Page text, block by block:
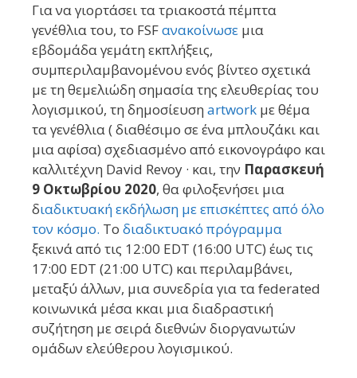
Για να γιορτάσει τα τριακοστά πέμπτα
γενέθλια του, το FSFανακοίνωσε μια
εβδομάδα γεμάτη εκπλήξεις,
συμπεριλαμβανομένου ενός βίντεο σχετικά
με τη θεμελιώδη σημασία της ελευθερίας του
λογισμικού, τη δημοσίευση artwork με θέμα
τα γενέθλια ( διαθέσιμο σε ένα μπλουζάκι και
μια αφίσα) σχεδιασμένο από εικονογράφο και
καλλιτέχνη David Revoy · και, την Παρασκευή
9 Οκτωβρίου 2020, θα φιλοξενήσει μια
διαδικτυακή εκδήλωση με επισκέπτες από όλο
τον κόσμο. Το διαδικτυακό πρόγραμμα
ξεκινά από τις 12:00 EDT (16:00 UTC) έως τις
17:00 EDT (21:00 UTC) και περιλαμβάνει,
μεταξύ άλλων, μια συνεδρία για τα federated
κοινωνικά μέσα κκαι μια διαδραστική
συζήτηση με σειρά διεθνών διοργανωτών
ομάδων ελεύθερου λογισμικού.